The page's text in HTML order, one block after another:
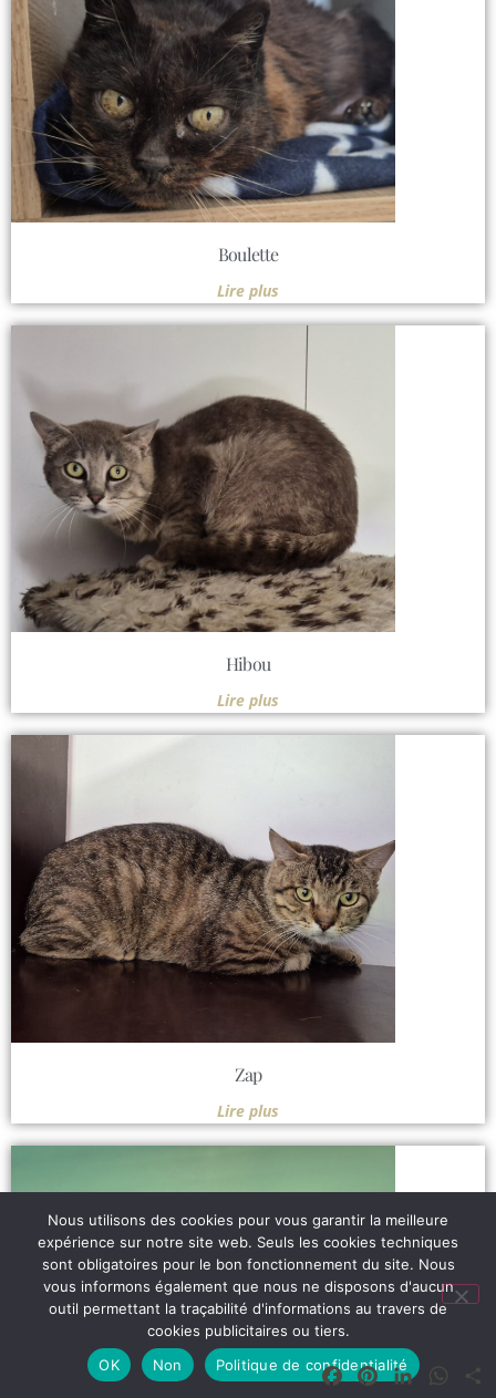
Boulette
Lire plus
Hibou
Lire plus
Zap
Lire plus
Facebook
PinterestLinkedIn
Nous utilisons des cookies pour vous garantir la meilleure
expérience sur notre site web. Seuls les cookies techniques
sont obligatoires pour le bon fonctionnement du site. Nous
vous informons également que nous ne disposons d'aucun
outil permettant la traçabilité d'informations au travers de
cookies publicitaires ou tiers.
OK
Non Politique de confidentialité